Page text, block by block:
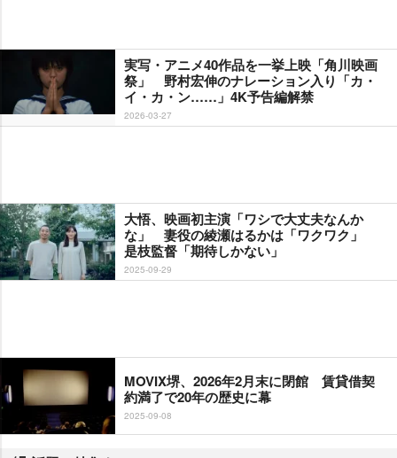
実写・アニメ40作品を一挙上映「角川映画
祭」 野村宏伸のナレーション入り「カ・
イ・カ・ン……」4K予告編解禁
2026-03-27
大悟、映画初主演「ワシで大丈夫なんか
な」 妻役の綾瀬はるかは「ワクワク」
是枝監督「期待しかない」
2025-09-29
MOVIX堺、2026年2月末に閉館 賃貸借契
約満了で20年の歴史に幕
2025-09-08